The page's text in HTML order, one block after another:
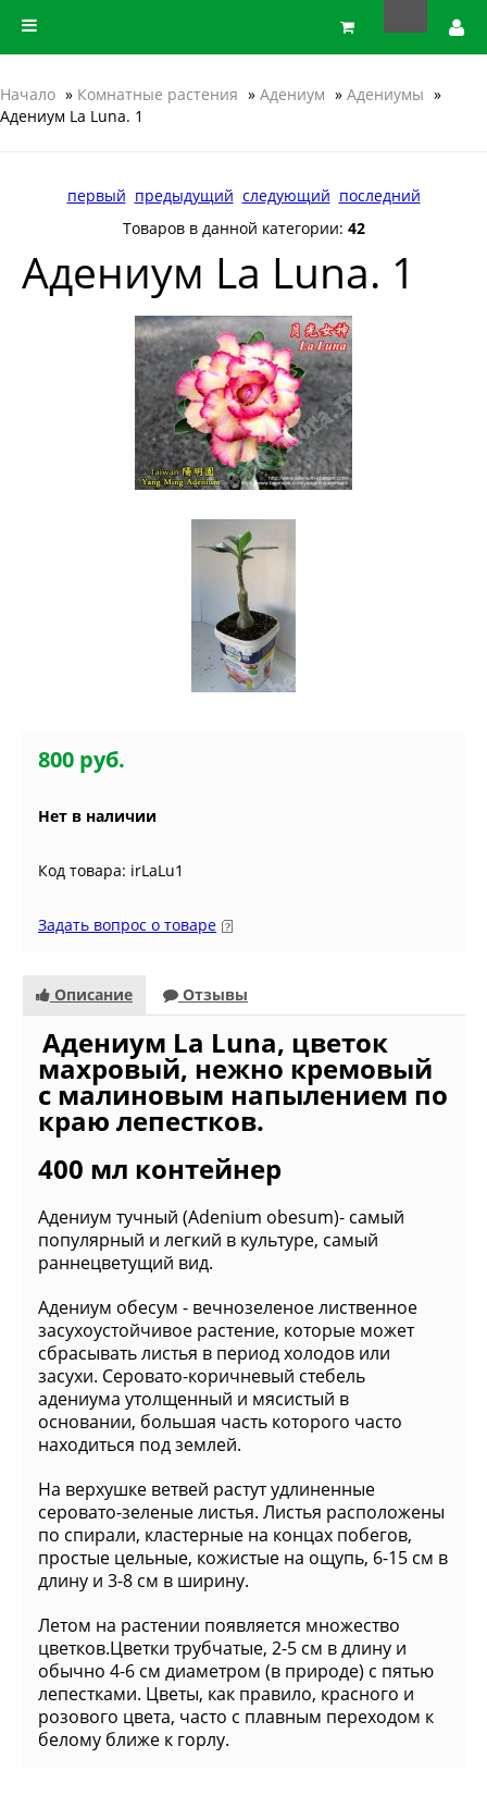
Начало » Комнатные растения » Адениум » Адениумы »
Адениум La Luna. 1
первый предыдущий следующий последний
Товаров в данной категории: 42
Адениум La Luna. 1
800 руб.
Нет в наличии
Код товара: irLaLu1
Задать вопрос о товаре
Описание Отзывы
Адениум La Luna, цветок
махровый, нежно кремовый
с малиновым напылением по
краю лепестков.
400 мл контейнер
Адениум тучный (Adenium obesum)- самый
популярный и легкий в культуре, самый
раннецветущий вид.
Адениум обесум - вечнозеленое лиственное
засухоустойчивое растение, которые может
сбрасывать листья в период холодов или
засухи. Серовато-коричневый стебель
адениума утолщенный и мясистый в
основании, большая часть которого часто
находиться под землей.
На верхушке ветвей растут удлиненные
серовато-зеленые листья. Листья расположены
по спирали, кластерные на концах побегов,
простые цельные, кожистые на ощупь, 6-15 см в
длину и 3-8 см в ширину.
Летом на растении появляется множество
цветков.Цветки трубчатые, 2-5 см в длину и
обычно 4-6 см диаметром (в природе) с пятью
лепестками. Цветы, как правило, красного и
розового цвета, часто с плавным переходом к
белому ближе к горлу.